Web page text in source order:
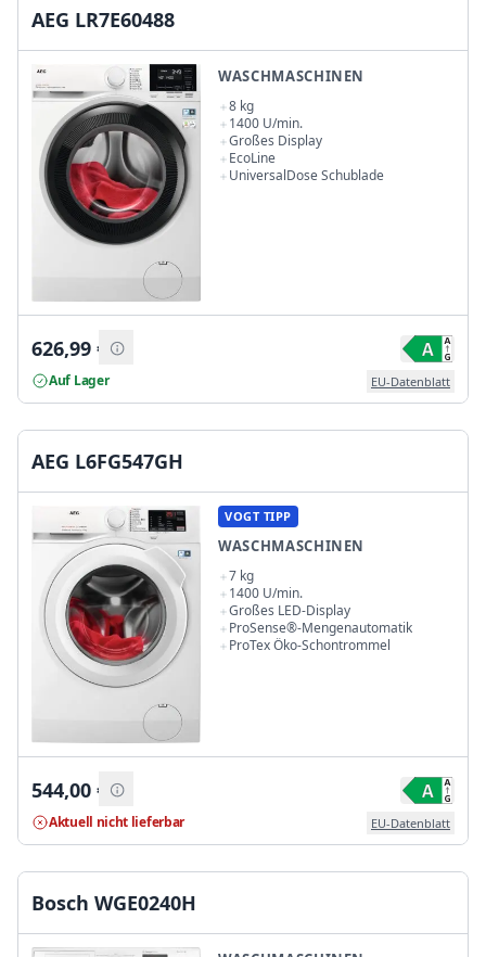
AEG LR7E60488
WASCHMASCHINEN
8 kg
1400 U/min.
Großes Display
EcoLine
UniversalDose Schublade
626,99 €
Auf Lager EU-Datenblatt
AEG L6FG547GH
VOGT TIPP
WASCHMASCHINEN
7 kg
1400 U/min.
Großes LED-Display
ProSense®-Mengenautomatik
ProTex Öko-Schontrommel
544,00 €
Aktuell nicht lieferbar EU-Datenblatt
Bosch WGE0240H